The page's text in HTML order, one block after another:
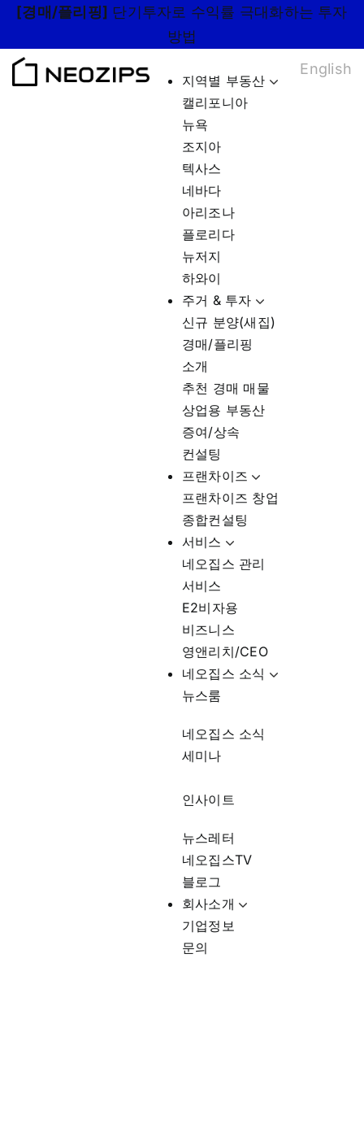
Skip
content
[경매/플리핑] 단기투자로 수익률 극대화하는 투자
방법
지역별 부동산
캘리포니아
뉴욕
조지아
텍사스
네바다
아리조나
플로리다
뉴저지
하와이
주거 & 투자
신규 분양(새집)
경매/플리핑
소개
추천 경매 매물
상업용 부동산
증여/상속
컨설팅
프랜차이즈
프랜차이즈 창업
종합컨설팅
서비스
네오집스 관리
서비스
E2비자용
비즈니스
영앤리치/CEO
네오집스 소식
뉴스룸
네오집스 소식
세미나
인사이트
뉴스레터
네오집스TV
블로그
회사소개
기업정보
문의
English